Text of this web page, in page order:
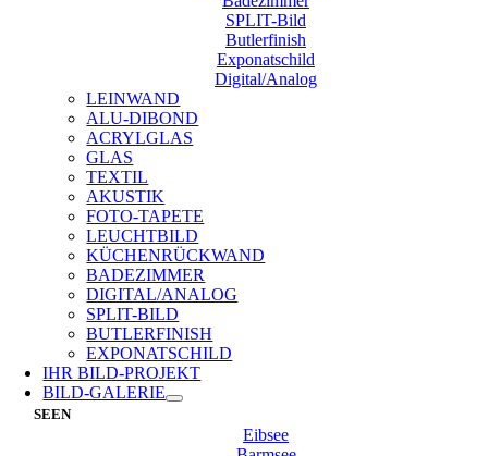
SPLIT-Bild
Butlerfinish
Exponatschild
Digital/Analog
LEINWAND
ALU-DIBOND
ACRYLGLAS
GLAS
TEXTIL
AKUSTIK
FOTO-TAPETE
LEUCHTBILD
KÜCHENRÜCKWAND
BADEZIMMER
DIGITAL/ANALOG
SPLIT-BILD
BUTLERFINISH
EXPONATSCHILD
IHR BILD-PROJEKT
BILD-GALERIE
SEEN
Eibsee